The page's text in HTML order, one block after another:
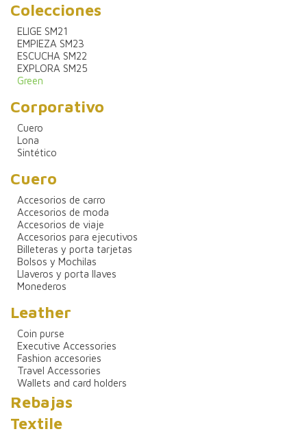
Colecciones
ELIGE SM21
EMPIEZA SM23
ESCUCHA SM22
EXPLORA SM25
Green
Corporativo
Cuero
Lona
Sintético
Cuero
Accesorios de carro
Accesorios de moda
Accesorios de viaje
Accesorios para ejecutivos
Billeteras y porta tarjetas
Bolsos y Mochilas
Llaveros y porta llaves
Monederos
Leather
Coin purse
Executive Accessories
Fashion accesories
Travel Accessories
Wallets and card holders
Rebajas
Textile